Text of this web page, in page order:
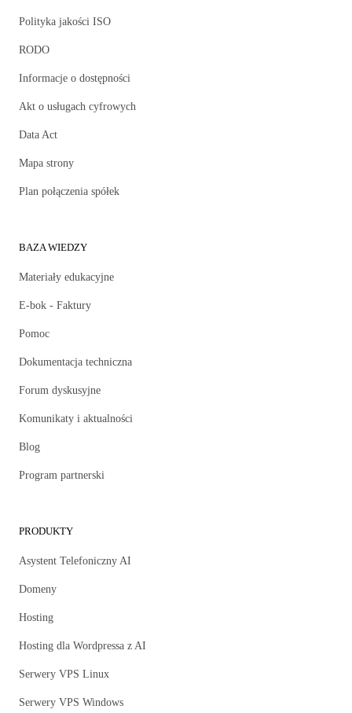
Polityka jakości ISO
RODO
Informacje o dostępności
Akt o usługach cyfrowych
Data Act
Mapa strony
Plan połączenia spółek
BAZA WIEDZY
Materiały edukacyjne
E-bok - Faktury
Pomoc
Dokumentacja techniczna
Forum dyskusyjne
Komunikaty i aktualności
Blog
Program partnerski
PRODUKTY
Asystent Telefoniczny AI
Domeny
Hosting
Hosting dla Wordpressa z AI
Serwery VPS Linux
Serwery VPS Windows